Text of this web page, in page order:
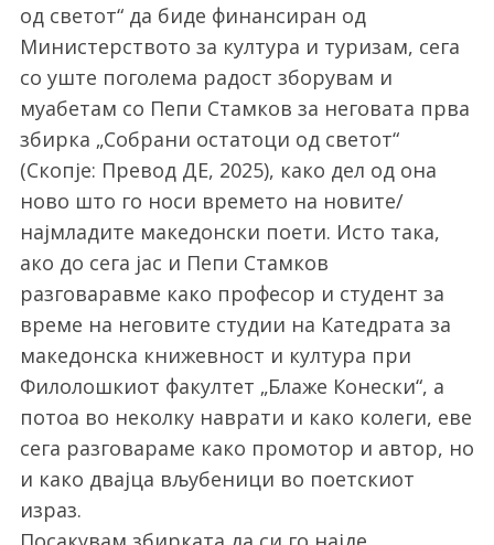
од светот“ да биде финансиран од
Министерството за култура и туризам, сега
со уште поголема радост зборувам и
муабетам со Пепи Стамков за неговата прва
збирка „Собрани остатоци од светот“
(Скопје: Превод ДЕ, 2025), како дел од она
ново што го носи времето на новите/
најмладите македонски поети. Исто така,
ако до сега јас и Пепи Стамков
разговаравме како професор и студент за
време на неговите студии на Катедрата за
македонска книжевност и култура при
Филолошкиот факултет „Блаже Конески“, а
потоа во неколку наврати и како колеги, еве
сега разговараме како промотор и автор, но
и како двајца вљубеници во поетскиот
израз.